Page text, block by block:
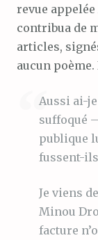
revue appelée
contribua de
articles,
aucun poème.
Aussi ai-
suffoqué
publique
fussent-ils
Je viens
Minou
facture